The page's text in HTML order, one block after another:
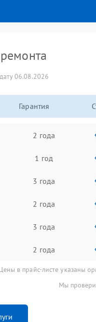
06.08.2026
Гарантия
2 года
1 год
3 года
2 года
3 года
2 года
в прайс-листе указаны
Мы